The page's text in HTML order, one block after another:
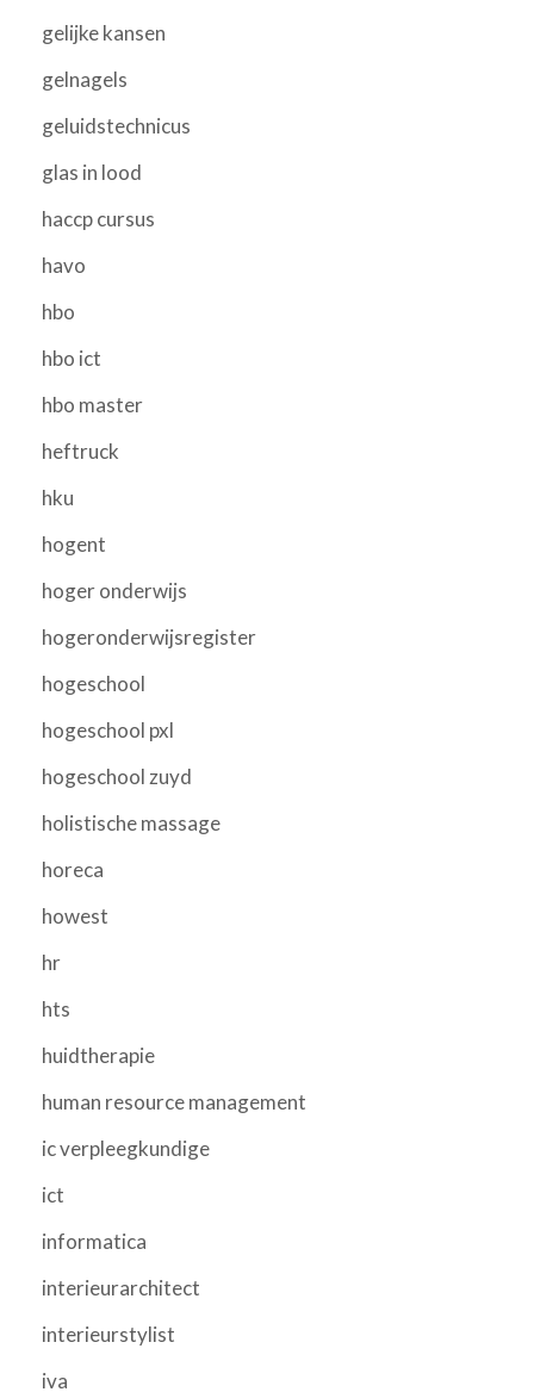
gelijke kansen
gelnagels
geluidstechnicus
glas in lood
haccp cursus
havo
hbo
hbo ict
hbo master
heftruck
hku
hogent
hoger onderwijs
hogeronderwijsregister
hogeschool
hogeschool pxl
hogeschool zuyd
holistische massage
horeca
howest
hr
hts
huidtherapie
human resource management
ic verpleegkundige
ict
informatica
interieurarchitect
interieurstylist
iva